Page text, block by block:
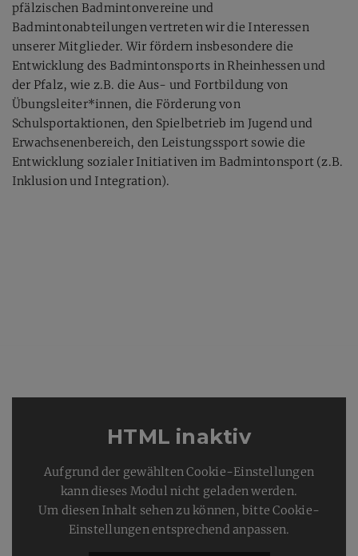
pfälzischen Badmintonvereine und
Badmintonabteilungen vertreten wir die Interessen
unserer Mitglieder. Wir fördern insbesondere die
Entwicklung des Badmintonsports in Rheinhessen und
der Pfalz, wie z.B. die Aus- und Fortbildung von
Übungsleiter*innen, die Förderung von
Schulsportaktionen, den Spielbetrieb im Jugend und
Erwachsenenbereich, den Leistungssport sowie die
Entwicklung sozialer Initiativen im Badmintonsport (z.B.
Inklusion und Integration).
HTML inaktiv
Aufgrund der gewählten Cookie-Einstellungen
kann dieses Modul nicht geladen werden.
Um diesen Inhalt sehen zu können, bitte Cookie-
Einstellungen entsprechend anpassen.